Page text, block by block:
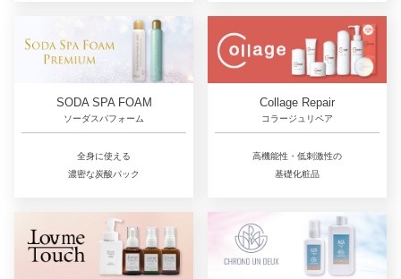
SODA SPA FOAM
ソーダスパフォーム
全身に使える
濃密な炭酸パック
Collage Repair
コラージュリペア
高機能性・低刺激性の
基礎化粧品